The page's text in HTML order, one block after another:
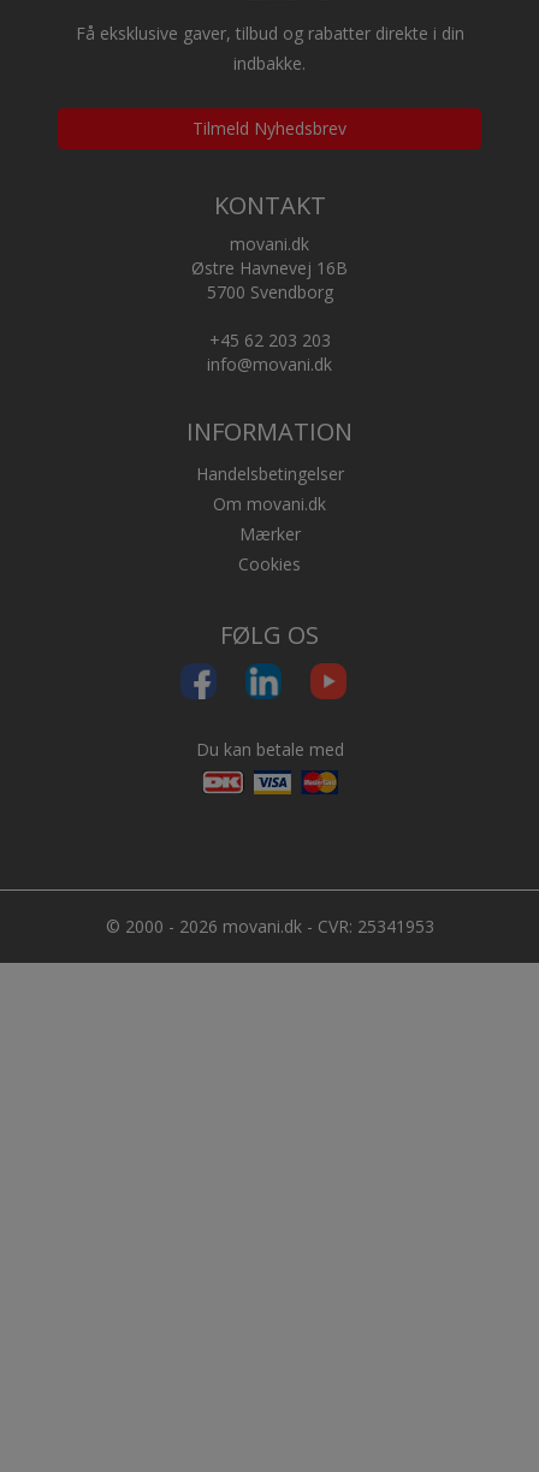
Få eksklusive gaver, tilbud og rabatter direkte i din
indbakke.
Tilmeld Nyhedsbrev
KONTAKT
movani.dk
Østre Havnevej 16B
5700 Svendborg
+45 62 203 203
info@movani.dk
INFORMATION
Handelsbetingelser
Om movani.dk
Mærker
Cookies
FØLG OS
Du kan betale med
© 2000 - 2026 movani.dk - CVR: 25341953